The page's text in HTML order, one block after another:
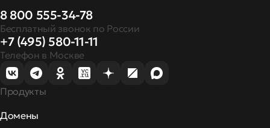
8 800 555-34-78
Бесплатный звонок по России
+7 (495) 580-11-11
Телефон в Москве
Продукты
Домены